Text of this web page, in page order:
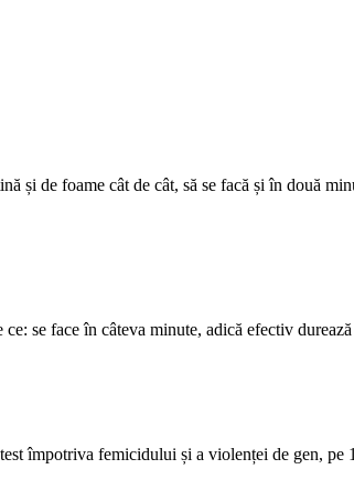
și de foame cât de cât, să se facă și în două
se face în câteva minute, adică efectiv
împotriva femicidului și a violenței de gen,